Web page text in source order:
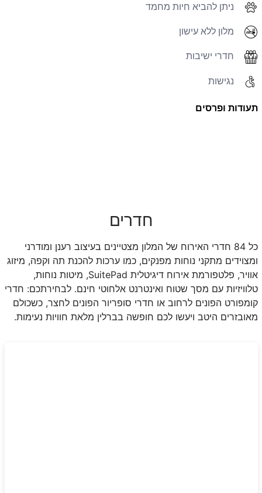
ניתן להביא חיות מחמד
מלון ללא עישון
חדרי ישיבות
נגישות
תעודות ופרסים
חדרים
כל 84 חדרי האירוח של המלון מצטיינים בעיצוב רענן ומודרני
ומצוידים מתקני נוחות מפנקים, כמו ערכות להכנת תה וקפה, מיזוג
אוויר, פלטפורמת אירוח דיגיטלית SuitePad, מיטות נוחות,
טלוויזיות עם מסך שטוח ואינטרנט אלחוטי חינם. לבחירתכם: חדרי
קומפורט הפונים לרחוב או חדרי סופריור הפונים לחצר, כשכולם
מאובזרים היטב ויעשו לכם חופשה בברלין מלאת חוויות נעימות.